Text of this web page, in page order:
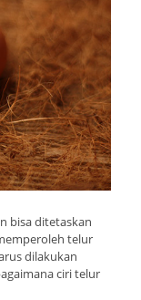
bisa ditetaskan
telur
dilakukan
ciri telur